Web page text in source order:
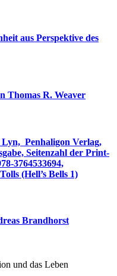
aus Perspektive des
Thomas R. Weaver
Penhaligon Verlag,
Seitenzahl der Print-
Tolls (Hell’s Bells 1)
Brandhorst
und das Leben